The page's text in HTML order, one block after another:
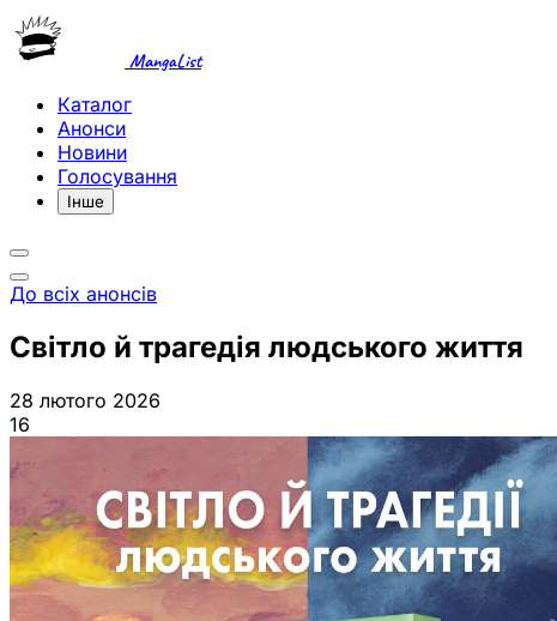
MangaList
Каталог
Анонси
Новини
Голосування
Інше
До всіх анонсів
Світло й трагедія людського життя
28 лютого 2026
16